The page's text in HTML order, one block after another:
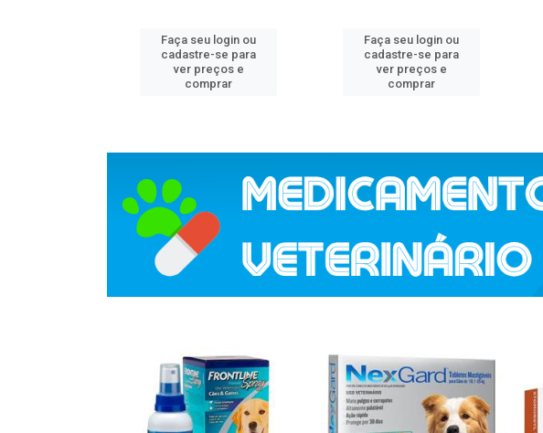
Faça seu login ou
cadastre-se para
ver preços e
comprar
Faça seu login ou
cadastre-se para
ver preços e
comprar